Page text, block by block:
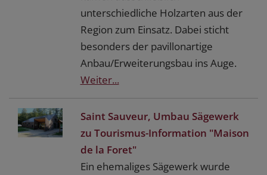
unterschiedliche Holzarten aus der
Region zum Einsatz. Dabei sticht
besonders der pavillonartige
Anbau/Erweiterungsbau ins Auge.
Weiter...
Saint Sauveur, Umbau Sägewerk
zu Tourismus-Information "Maison
de la Foret"
Ein ehemaliges Sägewerk wurde